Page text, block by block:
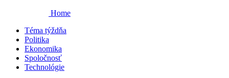
Home
Téma týždňa
Politika
Ekonomika
Spoločnosť
Technológie